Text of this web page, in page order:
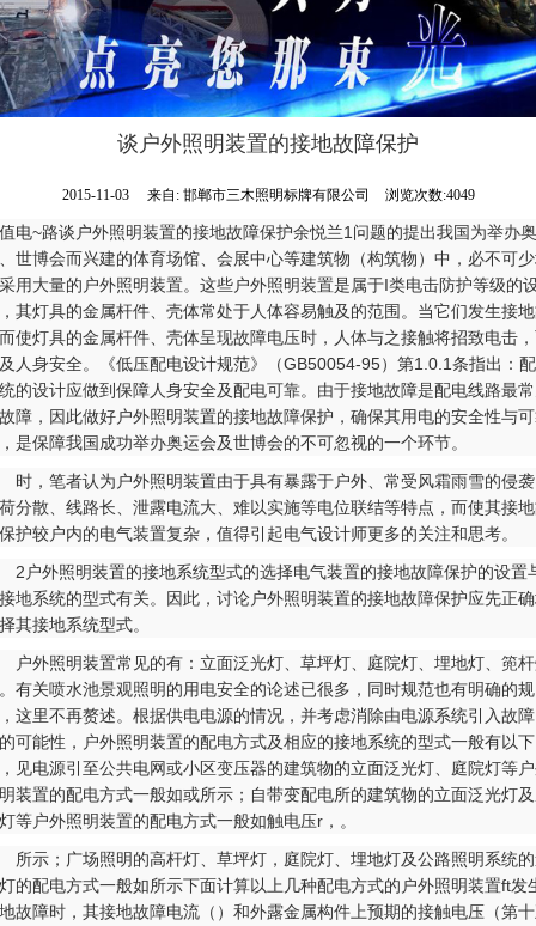
谈户外照明装置的接地故障保护
2015-11-03 来自: 邯郸市三木照明标牌有限公司 浏览次数:4049
电~路谈户外照明装置的接地故障保护余悦兰1问题的提出我国为举办
世博会而兴建的体育场馆、会展中心等建筑物（构筑物）中，必不可
用大量的户外照明装置。这些户外照明装置是属于I类电击防护等级的
其灯具的金属杆件、壳体常处于人体容易触及的范围。当它们发生接
使灯具的金属杆件、壳体呈现故障电压时，人体与之接触将招致电击
人身安全。《低压配电设计规范》（GB50054-95）第1.0.1条指出：
的设计应做到保障人身安全及配电可靠。由于接地故障是配电线路最
障，因此做好户外照明装置的接地故障保护，确保其用电的安全性与
是保障我国成功举办奥运会及世博会的不可忽视的一个环节。
笔者认为户外照明装置由于具有暴露于户外、常受风霜雨雪的侵
分散、线路长、泄露电流大、难以实施等电位联结等特点，而使其接
护较户内的电气装置复杂，值得引起电气设计师更多的关注和思考。
外照明装置的接地系统型式的选择电气装置的接地故障保护的设置
地系统的型式有关。因此，讨论户外照明装置的接地故障保护应先正
其接地系统型式。
照明装置常见的有：立面泛光灯、草坪灯、庭院灯、埋地灯、篼
有关喷水池景观照明的用电安全的论述已很多，同时规范也有明确的规
这里不再赘述。根据供电电源的情况，并考虑消除由电源系统引入故
可能性，户外照明装置的配电方式及相应的接地系统的型式一般有以
见电源引至公共电网或小区变压器的建筑物的立面泛光灯、庭院灯等
装置的配电方式一般如或所示；自带变配电所的建筑物的立面泛光灯
等户外照明装置的配电方式一般如触电压r，。
；广场照明的高杆灯、草坪灯，庭院灯、埋地灯及公路照明系统
的配电方式一般如所示下面计算以上几种配电方式的户外照明装置ft发
故障时，其接地故障电流（）和外露金属构件上预期的接触电压（第